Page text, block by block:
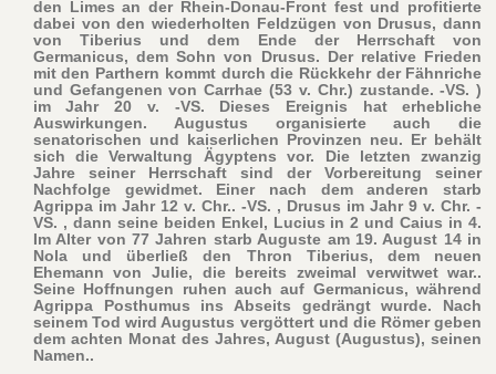
den Limes an der Rhein-Donau-Front fest und profitierte
dabei von den wiederholten Feldzügen von Drusus, dann
von Tiberius und dem Ende der Herrschaft von
Germanicus, dem Sohn von Drusus. Der relative Frieden
mit den Parthern kommt durch die Rückkehr der Fähnriche
und Gefangenen von Carrhae (53 v. Chr.) zustande. -VS. )
im Jahr 20 v. -VS. Dieses Ereignis hat erhebliche
Auswirkungen. Augustus organisierte auch die
senatorischen und kaiserlichen Provinzen neu. Er behält
sich die Verwaltung Ägyptens vor. Die letzten zwanzig
Jahre seiner Herrschaft sind der Vorbereitung seiner
Nachfolge gewidmet. Einer nach dem anderen starb
Agrippa im Jahr 12 v. Chr.. -VS. , Drusus im Jahr 9 v. Chr. -
VS. , dann seine beiden Enkel, Lucius in 2 und Caius in 4.
Im Alter von 77 Jahren starb Auguste am 19. August 14 in
Nola und überließ den Thron Tiberius, dem neuen
Ehemann von Julie, die bereits zweimal verwitwet war..
Seine Hoffnungen ruhen auch auf Germanicus, während
Agrippa Posthumus ins Abseits gedrängt wurde. Nach
seinem Tod wird Augustus vergöttert und die Römer geben
dem achten Monat des Jahres, August (Augustus), seinen
Namen..